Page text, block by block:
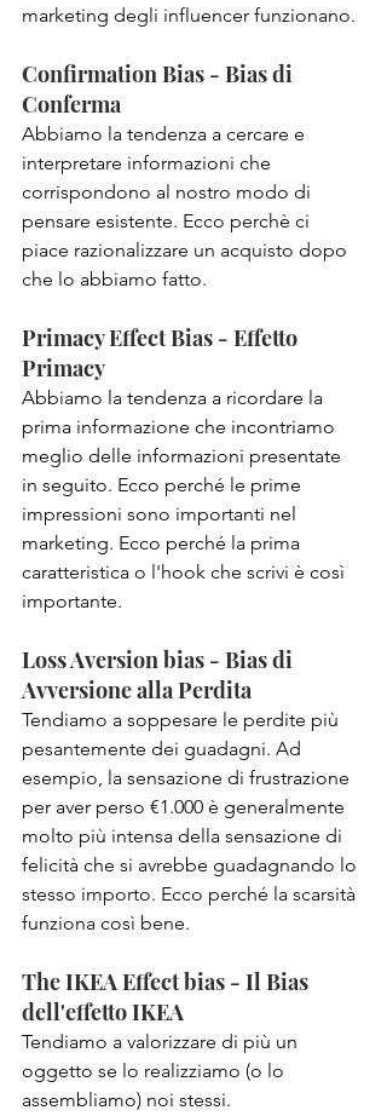
marketing degli influencer funzionano.
Confirmation Bias - Bias di
Conferma
Abbiamo la tendenza a cercare e
interpretare informazioni che
corrispondono al nostro modo di
pensare esistente. Ecco perchè ci
piace razionalizzare un acquisto dopo
che lo abbiamo fatto.
Primacy Effect Bias - Effetto
Primacy
Abbiamo la tendenza a ricordare la
prima informazione che incontriamo
meglio delle informazioni presentate
in seguito. Ecco perché le prime
impressioni sono importanti nel
marketing. Ecco perché la prima
caratteristica o l'hook che scrivi è così
importante.
Loss Aversion bias - Bias di
Avversione alla Perdita
Tendiamo a soppesare le perdite più
pesantemente dei guadagni. Ad
esempio, la sensazione di frustrazione
per aver perso €1.000 è generalmente
molto più intensa della sensazione di
felicità che si avrebbe guadagnando lo
stesso importo. Ecco perché la scarsità
funziona così bene.
The IKEA Effect bias - Il Bias
dell'effetto IKEA
Tendiamo a valorizzare di più un
oggetto se lo realizziamo (o lo
assembliamo) noi stessi.